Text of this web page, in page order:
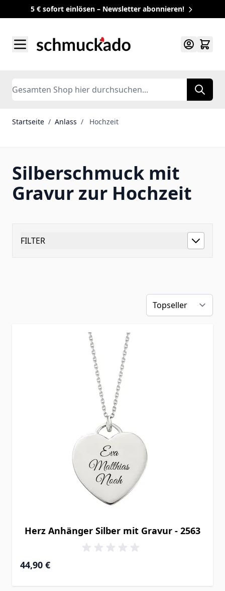
5 € sofort einlösen – Newsletter abonnieren!
Search
Startseite / Anlass / Hochzeit
Silberschmuck mit
Gravur zur Hochzeit
FILTER
Herz Anhänger Silber mit Gravur - 2563
44,90 €